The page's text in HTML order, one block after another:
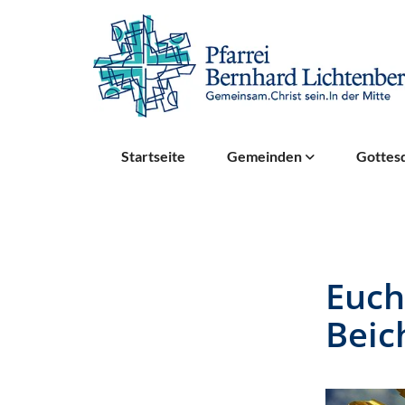
Startseite Gemeinden